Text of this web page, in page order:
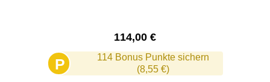
Regulärer Preis:
114,00 €
P
114 Bonus Punkte sichern
(8,55 €)